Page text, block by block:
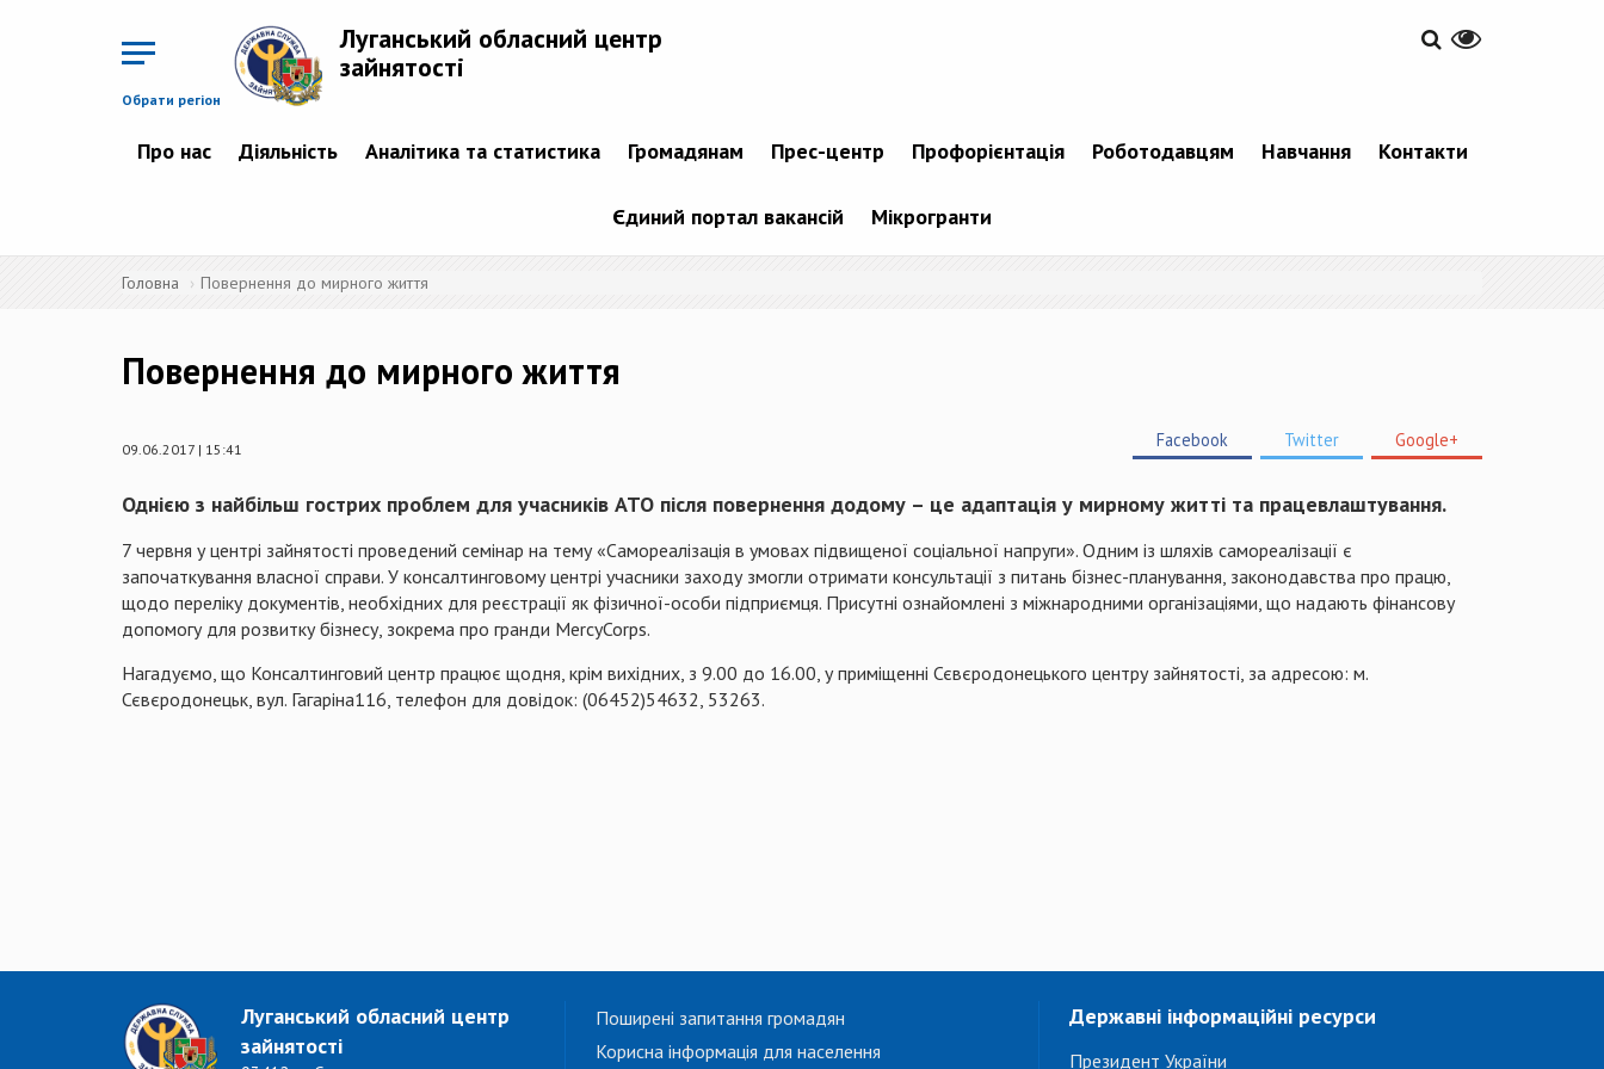
Обрати регіон
Луганський обласний центр
зайнятості
Про нас Діяльність Аналітика та статистика Громадянам Прес-центр Профорієнтація Роботодавцям Навчання Контакти
Єдиний портал вакансій Мікрогранти
Головна Повернення до мирного життя
Повернення до мирного життя
09.06.2017 | 15:41 Facebook Twitter Google+
Однією з найбільш гострих проблем для учасників АТО після повернення додому – це адаптація у мирному житті та працевлаштування.
7 червня у центрі зайнятості проведений семінар на тему «Самореалізація в умовах підвищеної соціальної напруги». Одним із шляхів самореалізації є
започаткування власної справи. У консалтинговому центрі учасники заходу змогли отримати консультації з питань бізнес-планування, законодавства про працю,
щодо переліку документів, необхідних для реєстрації як фізичної-особи підприємця. Присутні ознайомлені з міжнародними організаціями, що надають фінансову
допомогу для розвитку бізнесу, зокрема про гранди MercyCorps.
Нагадуємо, що Консалтинговий центр працює щодня, крім вихідних, з 9.00 до 16.00, у приміщенні Сєвєродонецького центру зайнятості, за адресою: м.
Сєвєродонецьк, вул. Гагаріна116, телефон для довідок: (06452)54632, 53263.
Луганський обласний центр
зайнятості
Поширені запитання громадян
Корисна інформація для населення
Державні інформаційні ресурси
Президент України